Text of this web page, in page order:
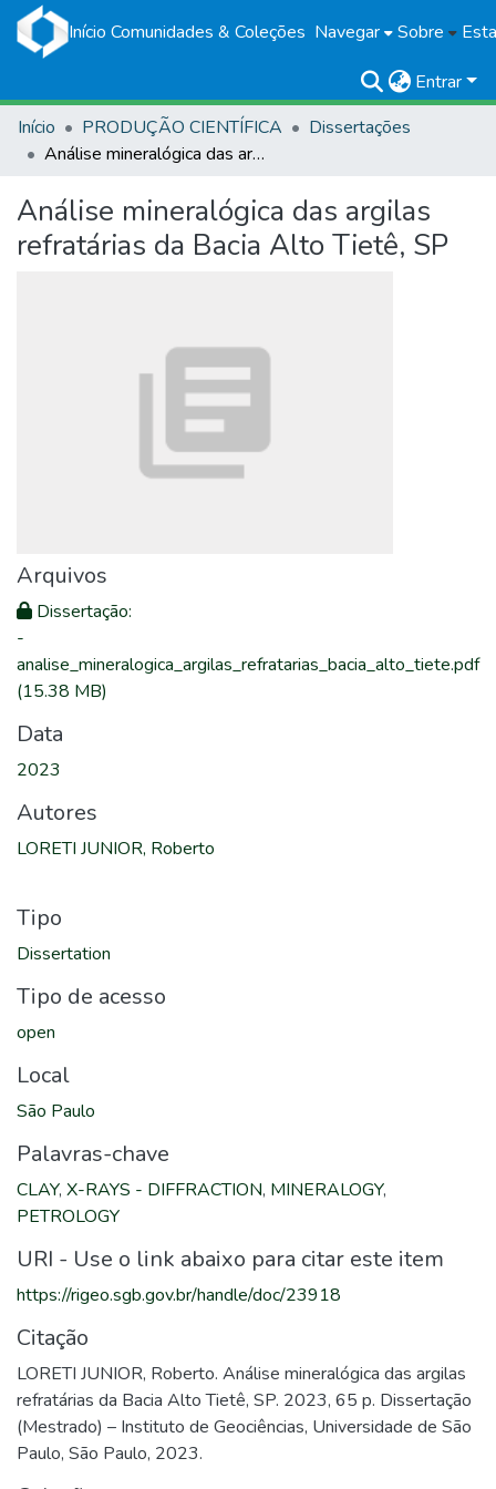
Início Comunidades & Coleções Navegar Sobre
Entrar
Início
PRODUÇÃO CIENTÍFICA
Dissertações
Análise mineralógica das argilas refratárias da Bacia Alto Tietê, SP
Análise mineralógica das argilas
refratárias da Bacia Alto Tietê, SP
Arquivos
Dissertação:
-
analise_mineralogica_argilas_refratarias_bacia_alto_tiete.pdf
(15.38 MB)
Data
2023
Autores
LORETI JUNIOR, Roberto
Tipo
Dissertation
Tipo de acesso
open
Local
São Paulo
Palavras-chave
CLAY, X-RAYS - DIFFRACTION, MINERALOGY,
PETROLOGY
URI - Use o link abaixo para citar este item
https://rigeo.sgb.gov.br/handle/doc/23918
Citação
LORETI JUNIOR, Roberto. Análise mineralógica das argilas
refratárias da Bacia Alto Tietê, SP. 2023, 65 p. Dissertação
(Mestrado) – Instituto de Geociências, Universidade de São
Paulo, São Paulo, 2023.